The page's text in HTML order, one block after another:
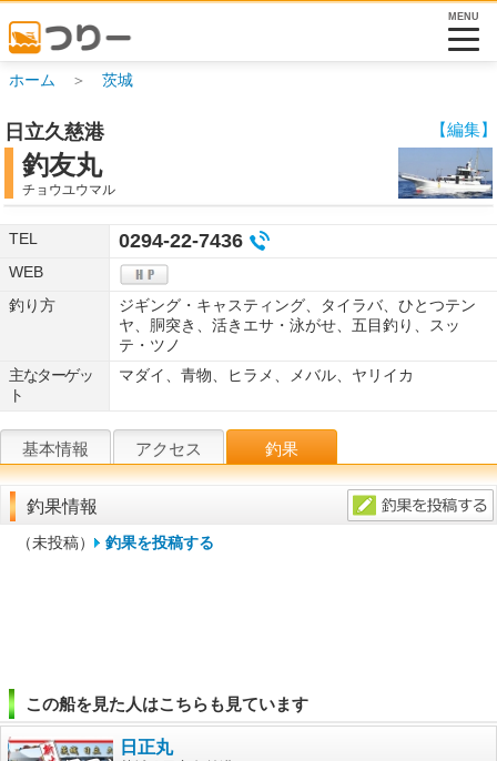
MENU
ホーム ＞ 茨城
【編集】
日立久慈港
釣友丸
チョウユウマル
TEL 0294-22-7436
WEB
釣り方
ジギング・キャスティング、タイラバ、ひとつテン
ヤ、胴突き、活きエサ・泳がせ、五目釣り、スッ
テ・ツノ
主なターゲッ
ト
マダイ、青物、ヒラメ、メバル、ヤリイカ
基本情報 アクセス 釣果
釣果情報
（未投稿） 釣果を投稿する
この船を見た人はこちらも見ています
日正丸